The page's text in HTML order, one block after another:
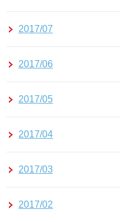
2017/07
2017/06
2017/05
2017/04
2017/03
2017/02